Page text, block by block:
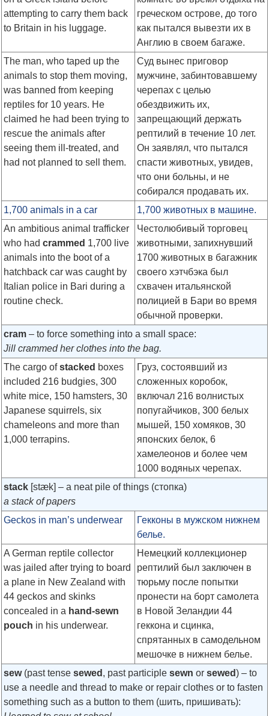
attempting to carry them back
to Britain in his luggage.
греческом острове, до того
как пытался вывезти их в
Англию в своем багаже.
The man, who taped up the
animals to stop them moving,
was banned from keeping
reptiles for 10 years. He
claimed he had been trying to
rescue the animals after
seeing them ill-treated, and
had not planned to sell them.
Суд вынес приговор
мужчине, забинтовавшему
черепах с целью
обездвижить их,
запрещающий держать
рептилий в течение 10 лет.
Он заявлял, что пытался
спасти животных, увидев,
что они больны, и не
собирался продавать их.
1,700 animals in a car
1,700 животных в машине.
An ambitious animal trafficker
who had crammed 1,700 live
animals into the boot of a
hatchback car was caught by
Italian police in Bari during a
routine check.
Честолюбивый торговец
животными, запихнувший
1700 животных в багажник
своего хэтчбэка был
схвачен итальянской
полицией в Бари во время
обычной проверки.
cram – to force something into a small space:
Jill crammed her clothes into the bag.
The cargo ofstacked boxes
included 216 budgies, 300
white mice, 150 hamsters, 30
Japanese squirrels, six
chameleons and more than
1,000 terrapins.
Груз, состоявший из
сложенных коробок,
включал 216 волнистых
попугайчиков, 300 белых
мышей, 150 хомяков, 30
японских белок, 6
хамелеонов и более чем
1000 водяных черепах.
stack [stæk] – a neat pile of things (стопка)
a stack of papers
Geckos in man’s underwear
Гекконы в мужском нижнем
белье.
A German reptile collector
was jailed after trying to board
a plane in New Zealand with
44 geckos and skinks
concealed in a hand-sewn
pouch in his underwear.
Немецкий коллекционер
рептилий был заключен в
тюрьму после попытки
пронести на борт самолета
в Новой Зеландии 44
геккона и сцинка,
спрятанных в самодельном
мешочке в нижнем белье.
sew(past tense sewed , past participle sewn or sewed) – to
use a needle and thread to make or repair clothes or to fasten
something such as a button to them (шить, пришивать):